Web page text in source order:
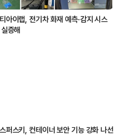
아이랩, 전기차 화재 예측·감지 시스
증해
퍼스키, 컨테이너 보안 기능 강화 나선